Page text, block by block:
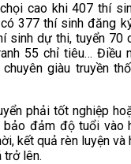
cao khi 407 thí
377 thí sinh đăng
sinh dự thi, tuyển 70
55 chỉ tiêu… Điều
giàu truyền
phải tốt nghiệp
bảo đảm độ tuổi vào
kết quả rèn luyện và
trở lên.